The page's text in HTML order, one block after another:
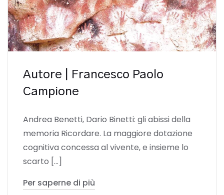
Autore | Francesco Paolo
Campione
Andrea Benetti, Dario Binetti: gli abissi della
memoria Ricordare. La maggiore dotazione
cognitiva concessa al vivente, e insieme lo
scarto […]
Per saperne di più